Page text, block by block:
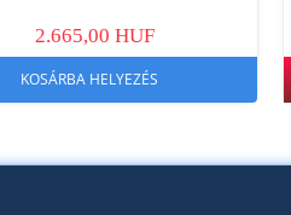
2.665,00 HUF
KOSÁRBA HELYEZÉS